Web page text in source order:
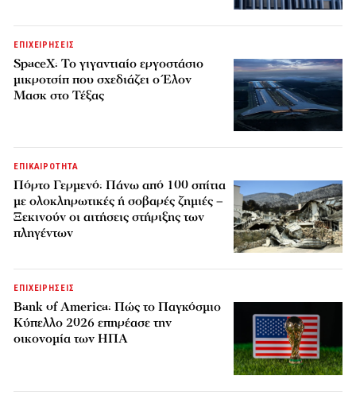
ΕΠΙΧΕΙΡΗΣΕΙΣ
SpaceX: Το γιγαντιαίο εργοστάσιο
μικροτσίπ που σχεδιάζει ο Έλον
Μασκ στο Τέξας
ΕΠΙΚΑΙΡΟΤΗΤΑ
Πόρτο Γερμενό: Πάνω από 100 σπίτια
με ολοκληρωτικές ή σοβαρές ζημιές –
Ξεκινούν οι αιτήσεις στήριξης των
πληγέντων
ΕΠΙΧΕΙΡΗΣΕΙΣ
Bank of America: Πώς το Παγκόσμιο
Κύπελλο 2026 επηρέασε την
οικονομία των ΗΠΑ